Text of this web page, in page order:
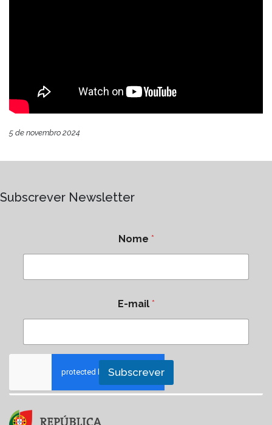
5 de novembro 2024
Subscrever Newsletter
Nome *
E-mail *
Subscrever